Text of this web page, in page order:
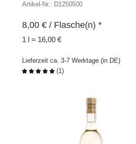
Artikel-Nr.: D1250500
8,00 € / Flasche(n) *
1 l = 16,00 €
Lieferzeit ca. 3-7 Werktage (in DE)
(1 )